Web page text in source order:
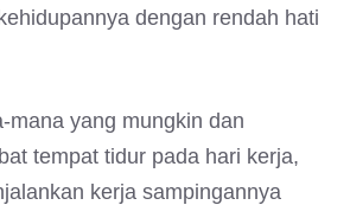
dengan rendah hati
mana yang mungkin dan
tempat tidur pada hari kerja,
kerja sampingannya